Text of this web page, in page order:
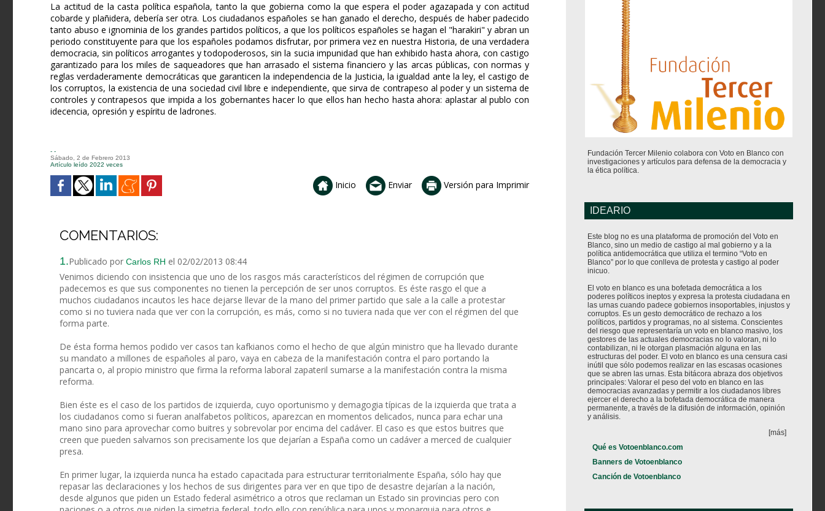
La actitud de la casta política española, tanto la que gobierna como la que espera el poder agazapada y con actitud
cobarde y plañidera, debería ser otra. Los ciudadanos españoles se han ganado el derecho, después de haber padecido
tanto abuso e ignominia de los grandes partidos políticos, a que los políticos españoles se hagan el "harakiri" y abran un
periodo constituyente para que los españoles podamos disfrutar, por primera vez en nuestra Historia, de una verdadera
democracia, sin políticos arrogantes y todopoderosos, sin la sucia impunidad que han exhibido hasta ahora, con castigo
garantizado para los miles de saqueadores que han arrasado el sistema financiero y las arcas públicas, con normas y
reglas verdaderamente democráticas que garanticen la independencia de la Justicia, la igualdad ante la ley, el castigo de
los corruptos, la existencia de una sociedad civil libre e independiente, que sirva de contrapeso al poder y un sistema de
controles y contrapesos que impida a los gobernantes hacer lo que ellos han hecho hasta ahora: aplastar al publo con
idecencia, opresión y espíritu de ladrones.
- -
Sábado, 2 de Febrero 2013
Artículo leído 2022 veces
Inicio Enviar Versión para Imprimir
COMENTARIOS:
1.Publicado por Carlos RH el 02/02/2013 08:44
Venimos diciendo con insistencia que uno de los rasgos más característicos del régimen de corrupción que
padecemos es que sus componentes no tienen la percepción de ser unos corruptos. Es éste rasgo el que a
muchos ciudadanos incautos les hace dejarse llevar de la mano del primer partido que sale a la calle a protestar
como si no tuviera nada que ver con la corrupción, es más, como si no tuviera nada que ver con el régimen del que
forma parte.
De ésta forma hemos podido ver casos tan kafkianos como el hecho de que algún ministro que ha llevado durante
su mandato a millones de españoles al paro, vaya en cabeza de la manifestación contra el paro portando la
pancarta o, al propio ministro que firma la reforma laboral zapateril sumarse a la manifestación contra la misma
reforma.
Bien éste es el caso de los partidos de izquierda, cuyo oportunismo y demagogia típicas de la izquierda que trata a
los ciudadanos como si fueran analfabetos políticos, aparezcan en momentos delicados, nunca para echar una
mano sino para aprovechar como buitres y sobrevolar por encima del cadáver. El caso es que estos buitres que
creen que pueden salvarnos son precisamente los que dejarían a España como un cadáver a merced de cualquier
presa.
En primer lugar, la izquierda nunca ha estado capacitada para estructurar territorialmente España, sólo hay que
repasar las declaraciones y los hechos de sus dirigentes para ver en que tipo de desastre dejarían a la nación,
desde algunos que piden un Estado federal asimétrico a otros que reclaman un Estado sin provincias pero con
Fundación Tercer Milenio colabora con Voto en Blanco con
investigaciones y artículos para defensa de la democracia y
la ética política.
IDEARIO
Este blog no es una plataforma de promoción del Voto en
Blanco, sino un medio de castigo al mal gobierno y a la
política antidemocrática que utiliza el termino “Voto en
Blanco” por lo que conlleva de protesta y castigo al poder
inicuo.
El voto en blanco es una bofetada democrática a los
poderes políticos ineptos y expresa la protesta ciudadana en
las urnas cuando padece gobiernos insoportables, injustos y
corruptos. Es un gesto democrático de rechazo a los
políticos, partidos y programas, no al sistema. Conscientes
del riesgo que representaría un voto en blanco masivo, los
gestores de las actuales democracias no lo valoran, ni lo
contabilizan, ni le otorgan plasmación alguna en las
estructuras del poder. El voto en blanco es una censura casi
inútil que sólo podemos realizar en las escasas ocasiones
que se abren las urnas. Esta bitácora abraza dos objetivos
principales: Valorar el peso del voto en blanco en las
democracias avanzadas y permitir a los ciudadanos libres
ejercer el derecho a la bofetada democrática de manera
permanente, a través de la difusión de información, opinión
y análisis.
[más]
Qué es Votoenblanco.com
Banners de Votoenblanco
Canción de Votoenblanco